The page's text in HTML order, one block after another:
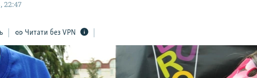
22:47
Читати без VPN